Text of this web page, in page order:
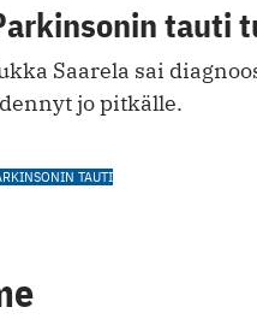
tauti
Saarela sai
jo pitkälle.
TAUTI